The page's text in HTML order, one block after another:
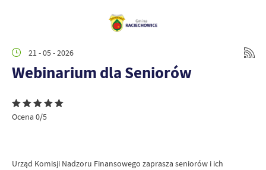
21 - 05 - 2026
Webinarium dla Seniorów
Ocena 0/5
Urząd Komisji Nadzoru Finansowego zaprasza seniorów i ich